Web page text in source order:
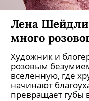
Лена
много
Художник и
розовым
вселенную, где
начинают
превращает губы